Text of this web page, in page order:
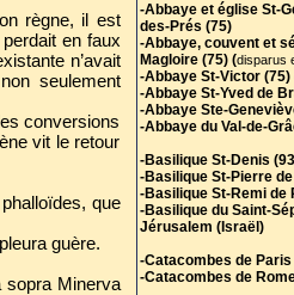
règne, il est
en faux
n’avait
seulement
conversions
vit le retour
que
guère.
sopra Minerva
-Abbaye et église St-
des-Prés (75)
-Abbaye, couvent et
Magloire (75) (disparus
-Abbaye St-Victor (75)
-Abbaye St-Yved de
-Abbaye Ste-
-Abbaye du Val-de-
-Basilique St-Denis
-Basilique St-Pierre
-Basilique St-Remi de
-Basilique du Saint-
Jérusalem (Israël)
-Catacombes de Paris
-Catacombes de